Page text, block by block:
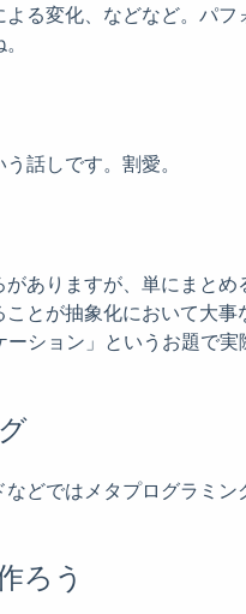
る変化、などなど。パ
話しです。割愛。
ありますが、単にまと
とが抽象化において大
ション」というお題で
どではメタプログラミ
ろう